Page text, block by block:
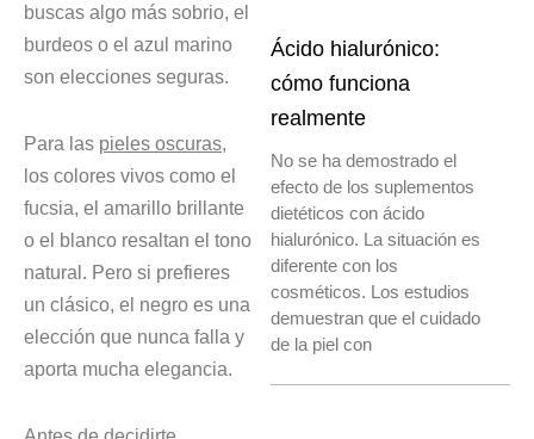
buscas algo más sobrio, el
burdeos o el azul marino
son elecciones seguras.
Para las pieles oscuras,
los colores vivos como el
fucsia, el amarillo brillante
o el blanco resaltan el tono
natural. Pero si prefieres
un clásico, el negro es una
elección que nunca falla y
aporta mucha elegancia.
Ácido hialurónico:
cómo funciona
realmente
No se ha demostrado el
efecto de los suplementos
dietéticos con ácido
hialurónico. La situación es
diferente con los
cosméticos. Los estudios
demuestran que el cuidado
de la piel con